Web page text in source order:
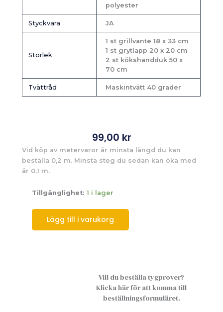
polyester
Styckvara JA
Storlek
1 st grillvante 18 x 33 cm
1 st grytlapp 20 x 20 cm
2 st kökshandduk 50 x
70 cm
Tvättråd Maskintvätt 40 grader
99,00 kr
Vid köp av metervaror är minsta längd du kan
beställa 0,2 m. Minsta steg du sedan kan öka med
är 0,1 m.
Tillgänglighet: 1 i lager
Lägg till i varukorg
Vill du beställa tygprover?
Klicka här för att komma till
beställningsformuläret.